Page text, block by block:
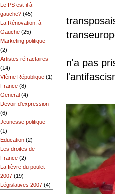
n'a pas
Le PS est-il à
gauche? (45)
La Rénovation, à
Gauche (25)
Marketing politique
(2)
Artistes réfractaires
(14)
VIème République (1)
France (8)
General (4)
Devoir d'expression
(6)
Jeunesse politique
(1)
Education (2)
Les droites de
France (2)
La fièvre du poulet
2007 (19)
Législatives 2007 (4)